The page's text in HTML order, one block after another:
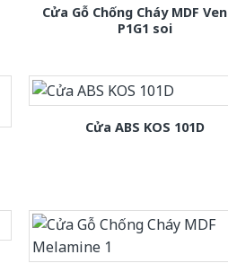
Cửa Gỗ Chống Cháy MDF
P1G1 soi
Cửa ABS KOS 101D